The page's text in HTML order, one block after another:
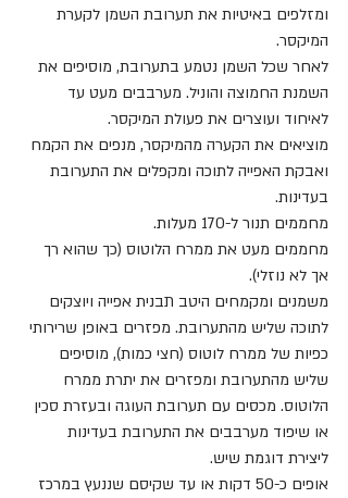
ומזלפים באיטיות את תערובת השמן לקערת
המיקסר.
לאחר שכל השמן נטמע בתערובת, מוסיפים את
השמנת החמוצה והוניל. מערבבים מעט עד
לאיחוד ועוצרים את פעולת המיקסר.
מוציאים את הקערה מהמיקסר, מנפים את הקמח
ואבקת האפייה לתוכה ומקפלים את התערובת
בעדינות.
מחממים תנור ל-170 מעלות.
מחממים מעט את ממרח הלוטוס (כך שהוא רך
אך לא נוזלי).
משמנים ומקמחים היטב תבנית אפייה ויוצקים
לתוכה שליש מהתערובת. מפזרים באופן שרירותי
כפיות של ממרח לוטוס (חצי כמות), מוסיפים
שליש מהתערובת ומפזרים את יתרת ממרח
הלוטוס. מכסים עם תערובת העוגה ובעזרת סכין
או שיפוד מערבבים את התערובת בעדינות
ליצירת דוגמת שיש.
אופים כ-50 דקות או עד שקיסם שננעץ במרכז